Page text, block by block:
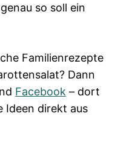
so soll ein
Familienrezepte
Dann
Facebook – dort
Ideen direkt aus